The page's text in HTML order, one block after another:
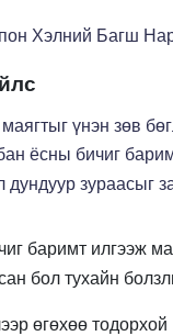
Xэлний Багш
үнэн зөв
ёсны бичиг
зураасыг
баримт илгээж
бол тухайн
өгөхөө тодорхой